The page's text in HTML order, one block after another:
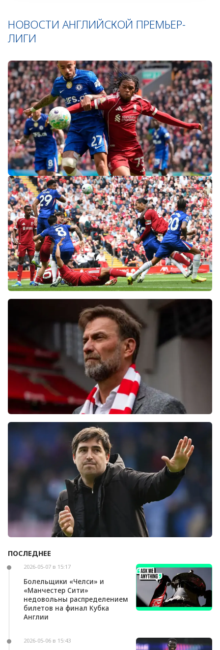
НОВОСТИ АНГЛИЙСКОЙ ПРЕМЬЕР-
ЛИГИ
«Слот не тот человек»: болельщики
«Ливерпуля» и «Челси» разнесли тренеров
после ничьей на «Энфилде»
Фанаты «Ливерпуля» шокированы
неспособностью команды обыграть нынешний
Болельщики «Ливерпуля» освистали команду
после ничьей с «Челси»
Андони Ираола может возглавить «Кристал
ПОСЛЕДНЕЕ
2026-05-07 в 15:17
Болельщики «Челси» и
«Манчестер Сити»
недовольны распределением
билетов на финал Кубка
Англии
2026-05-06 в 15:43